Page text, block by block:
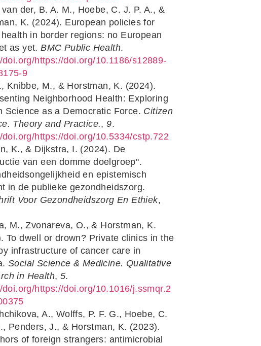
der, B. A. M., Hoebe, C. J. P. A., &
K. (2024). European policies for
in border regions: no European
as yet.BMC Public Health.
doi.org/https://doi.org/10.1186/s12889-
9
Knibbe, M., & Horstman, K. (2024).
Neighborhood Health: Exploring
Science as a Democratic Force. Citizen
Theory and Practice.,9.
doi.org/https://doi.org/10.5334/cstp.722
K., & Dijkstra, I. (2024). De
van een domme doelgroep''.
en epistemisch
in de publieke gezondheidszorg.
Voor Gezondheidszorg En Ethiek,
M., Zvonareva, O., & Horstman, K.
To dwell or drown? Private clinics in the
infrastructure of cancer care in
Social Science & Medicine. Qualitative
in Health, 5.
doi.org/https://doi.org/10.1016/j.ssmqr.2
A., Wolffs, P. F. G., Hoebe, C.
Penders, J., & Horstman, K. (2023).
of foreign strangers: antimicrobial